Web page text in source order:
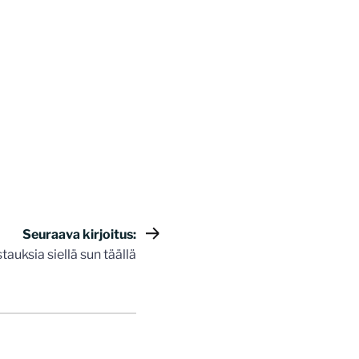
Seuraava kirjoitus:
siellä sun täällä